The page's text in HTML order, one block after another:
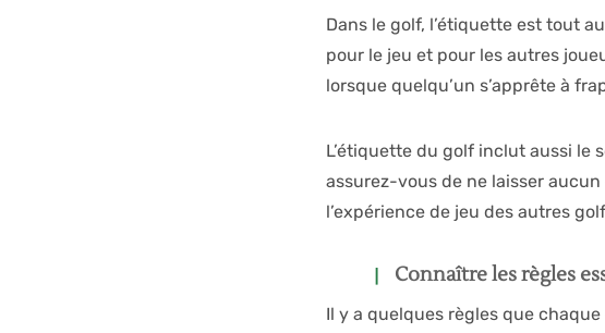
Dans le golf, l’étiquette est tout
pour le jeu et pour les autres
lorsque quelqu’un s’apprête à
L’étiquette du golf inclut aussi le
assurez-vous de ne laisser
l’expérience de jeu des autres
Connaître les règles
Il y a quelques règles que